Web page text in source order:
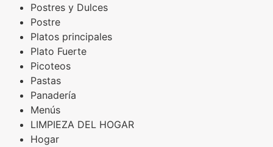
Postres y Dulces
Postre
Platos principales
Plato Fuerte
Picoteos
Pastas
Panadería
Menús
LIMPIEZA DEL HOGAR
Hogar